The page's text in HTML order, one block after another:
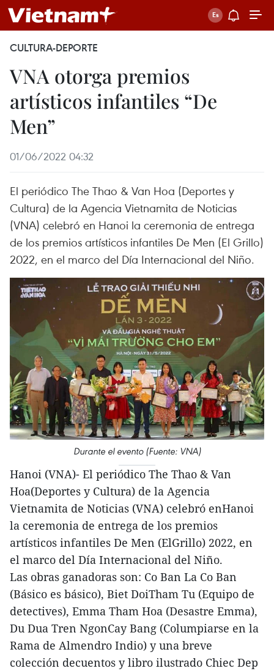
CULTURA-DEPORTE
VNA otorga premios
artísticos infantiles “De
Men”
01/06/2022 04:32
El periódico The Thao & Van Hoa (Deportes y
Cultura) de la Agencia Vietnamita de Noticias
(VNA) celebró en Hanoi la ceremonia de entrega
de los premios artísticos infantiles De Men (El Grillo)
2022, en el marco del Día Internacional del Niño.
Durante el evento (Fuente: VNA)
Hanoi (VNA)- El periódico The Thao & Van
Hoa(Deportes y Cultura) de la Agencia
Vietnamita de Noticias (VNA) celebró enHanoi
la ceremonia de entrega de los premios
artísticos infantiles De Men (ElGrillo) 2022, en
el marco del Día Internacional del Niño.
Las obras ganadoras son: Co Ban La Co Ban
(Básico es básico), Biet DoiTham Tu (Equipo de
detectives), Emma Tham Hoa (Desastre Emma),
Du Dua Tren NgonCay Bang (Columpiarse en la
Rama de Almendro Indio) y una breve
colección decuentos y libro ilustrado Chiec Dep